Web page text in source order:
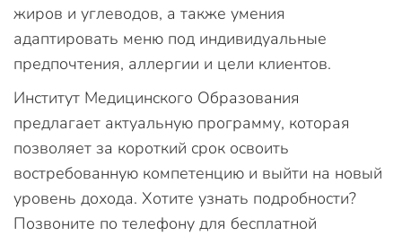
жиров и углеводов, а также умения
адаптировать меню под индивидуальные
предпочтения, аллергии и цели клиентов.
Институт Медицинского Образования
предлагает актуальную программу, которая
позволяет за короткий срок освоить
востребованную компетенцию и выйти на новый
уровень дохода. Хотите узнать подробности?
Позвоните по телефону для бесплатной